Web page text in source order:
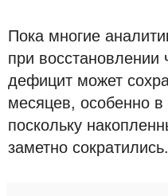
Пока многие
при восстановлении
дефицит может
месяцев, особенно в
поскольку
заметно сократились.